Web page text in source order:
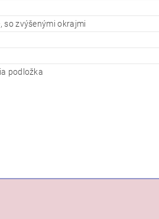
so zvýšenými okrajmi
podložka